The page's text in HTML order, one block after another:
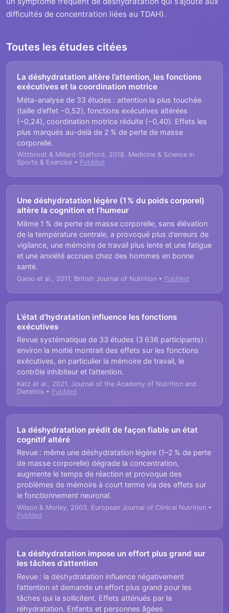
difficultés de concentration liées au TDAH).
Toutes les études citées
La déshydratation altère l’attention, les fonctions
exécutives et la coordination motrice
Méta-analyse de 33 études : attention la plus touchée
(taille d’effet −0,52), fonctions exécutives altérées
(−0,24), coordination motrice réduite (−0,40). Effets les
plus marqués au-delà de 2 % de perte de masse
corporelle.
Wittbrodt & Millard-Stafford, 2018. Medicine & Science in
Sports & Exercise • PubMed
Une déshydratation légère (1 % du poids corporel)
altère la cognition et l’humeur
Même 1 % de perte de masse corporelle, sans élévation
de la température centrale, a provoqué plus d’erreurs de
vigilance, une mémoire de travail plus lente et une fatigue
et une anxiété accrues chez des hommes en bonne
santé.
Ganio et al., 2011. British Journal of Nutrition • PubMed
L’état d’hydratation influence les fonctions
exécutives
Revue systématique de 33 études (3 636 participants) :
environ la moitié montrait des effets sur les fonctions
exécutives, en particulier la mémoire de travail, le
contrôle inhibiteur et l’attention.
Katz et al., 2021. Journal of the Academy of Nutrition and
Dietetics • PubMed
La déshydratation prédit de façon fiable un état
cognitif altéré
Revue : même une déshydratation légère (1–2 % de perte
de masse corporelle) dégrade la concentration,
augmente le temps de réaction et provoque des
problèmes de mémoire à court terme via des effets sur
le fonctionnement neuronal.
Wilson & Morley, 2003. European Journal of Clinical Nutrition •
PubMed
La déshydratation impose un effort plus grand sur
les tâches d’attention
Revue : la déshydratation influence négativement
l’attention et demande un effort plus grand pour les
tâches qui la sollicitent. Effets atténués par la
réhydratation. Enfants et personnes âgées